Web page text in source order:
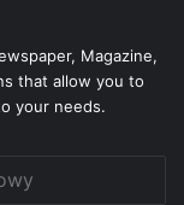
Magazine,
that allow you to
your needs.